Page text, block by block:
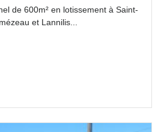
de 600m² en lotissement à Saint-
et Lannilis...